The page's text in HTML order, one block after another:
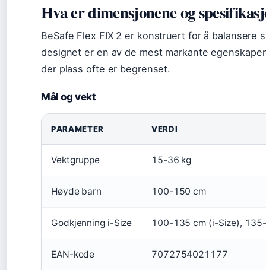
Hva er dimensjonene og
BeSafe Flex FIX 2 er konstruert for å
designet er en av de mest markante
der plass ofte er begrenset.
Mål og vekt
PARAMETER VERDI
Vektgruppe 15-36 kg
Høyde barn 100-150 cm
Godkjenning i-Size 100-135 cm (i-Size),
EAN-kode 7072754021177